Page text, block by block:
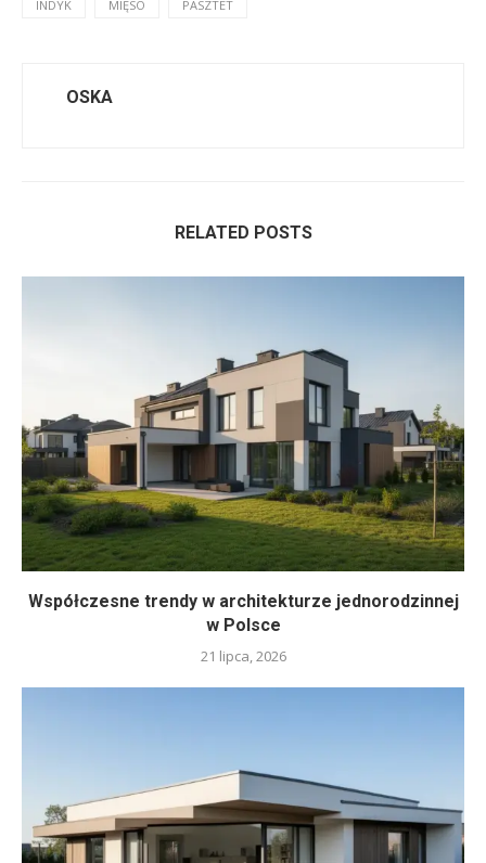
INDYK MIĘSO PASZTET
OSKA
RELATED POSTS
Współczesne trendy w architekturze jednorodzinnej
w Polsce
21 lipca, 2026